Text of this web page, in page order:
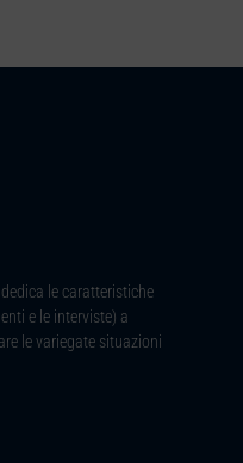
le caratteristiche
e le interviste) a
le variegate situazioni